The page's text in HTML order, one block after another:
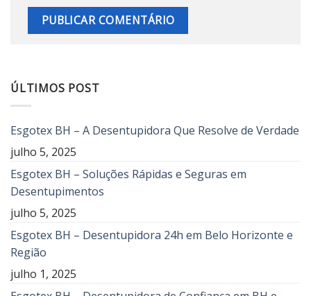
ÚLTIMOS POST
Esgotex BH – A Desentupidora Que Resolve de Verdade
julho 5, 2025
Esgotex BH – Soluções Rápidas e Seguras em
Desentupimentos
julho 5, 2025
Esgotex BH – Desentupidora 24h em Belo Horizonte e
Região
julho 1, 2025